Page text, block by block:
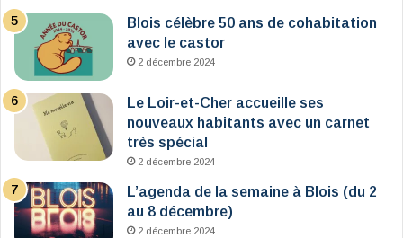
Blois célèbre 50 ans de cohabitation
avec le castor
2 décembre 2024
Le Loir-et-Cher accueille ses
nouveaux habitants avec un carnet
très spécial
2 décembre 2024
L’agenda de la semaine à Blois (du 2
au 8 décembre)
2 décembre 2024